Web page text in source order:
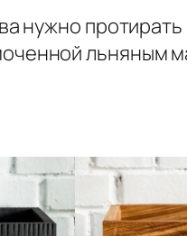
нужно
льняным